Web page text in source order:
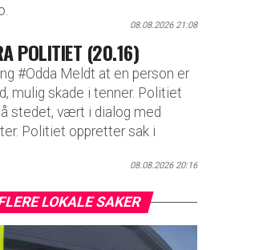
08.08.2026 21:08
POLITIET (20.16)
#Odda Meldt at en person er
mulig skade i tenner. Politiet
stedet, vært i dialog med
Politiet oppretter sak i
08.08.2026 20:16
LOKALE SAKER